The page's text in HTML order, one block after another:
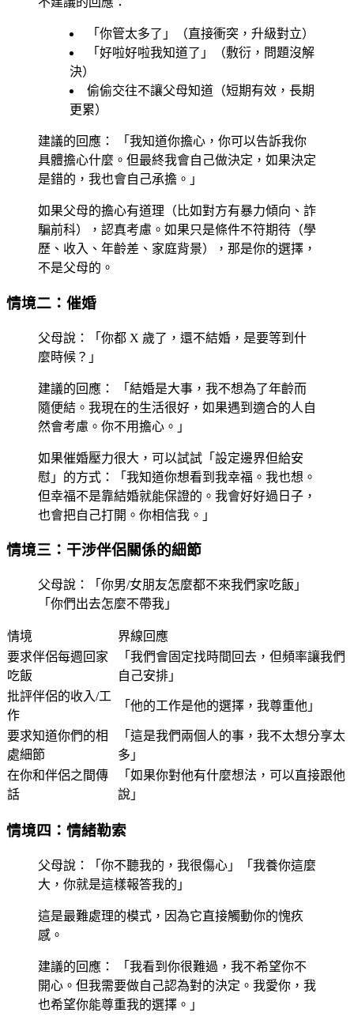
「你管太多了」（直接衝突，升級對立）
「好啦好啦我知道了」（敷衍，問題沒解
決）
偷偷交往不讓父母知道（短期有效，長期
更累）
建議的回應 ： 「我知道你擔心，你可以告訴我你
具體擔心什麼。但最終我會自己做決定，如果決定
是錯的，我也會自己承擔。」
如果父母的擔心有道理（比如對方有暴力傾向、詐
騙前科），認真考慮。如果只是條件不符期待（學
歷、收入、年齡差、家庭背景），那是你的選擇，
不是父母的。
情境二：催婚
父母說：「你都 X 歲了，還不結婚，是要等到什
麼時候？」
建議的回應 ： 「結婚是大事，我不想為了年齡而
隨便結。我現在的生活很好，如果遇到適合的人自
然會考慮。你不用擔心。」
如果催婚壓力很大，可以試試「設定邊界但給安
慰」的方式：「我知道你想看到我幸福。我也想。
但幸福不是靠結婚就能保證的。我會好好過日子，
也會把自己打開。你相信我。」
情境三：干涉伴侶關係的細節
父母說：「你男/女朋友怎麼都不來我們家吃飯」
「你們出去怎麼不帶我」
情境
界線回應
要求伴侶每週回家
吃飯
「我們會固定找時間回去，但頻率讓我們
自己安排」
批評伴侶的收入/工
作
「他的工作是他的選擇，我尊重他」
要求知道你們的相
處細節
「這是我們兩個人的事，我不太想分享太
多」
在你和伴侶之間傳
話
「如果你對他有什麼想法，可以直接跟他
說」
情境四：情緒勒索
父母說：「你不聽我的，我很傷心」「我養你這麼
大，你就是這樣報答我的」
這是最難處理的模式，因為它直接觸動你的愧疚
感。
建議的回應 ： 「我看到你很難過，我不希望你不
開心。但我需要做自己認為對的決定。我愛你，我
也希望你能尊重我的選擇。」